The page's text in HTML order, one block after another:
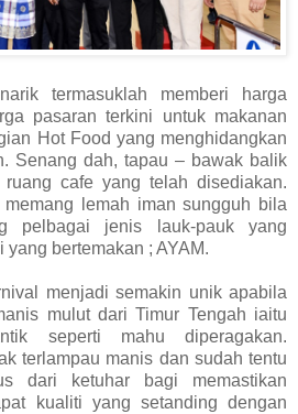
termasuklah memberi harga
pasaran terkini untuk makanan
Hot Food yang menghidangkan
Senang dah, tapau – bawak balik
cafe yang telah disediakan.
lemah iman sungguh bila
pelbagai jenis lauk-pauk yang
bertemakan ; AYAM.
menjadi semakin unik apabila
mulut dari Timur Tengah iaitu
seperti mahu diperagakan.
terlampau manis dan sudah tentu
dari ketuhar bagi memastikan
kualiti yang setanding dengan